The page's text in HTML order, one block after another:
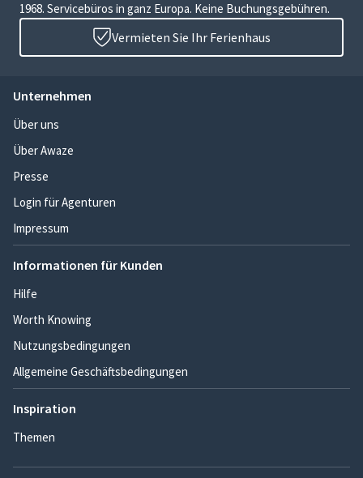
1968. Servicebüros in ganz Europa. Keine Buchungsgebühren.
Vermieten Sie Ihr Ferienhaus
Unternehmen
Über uns
Über Awaze
Presse
Login für Agenturen
Impressum
Informationen für Kunden
Hilfe
Worth Knowing
Nutzungsbedingungen
Allgemeine Geschäftsbedingungen
Inspiration
Themen